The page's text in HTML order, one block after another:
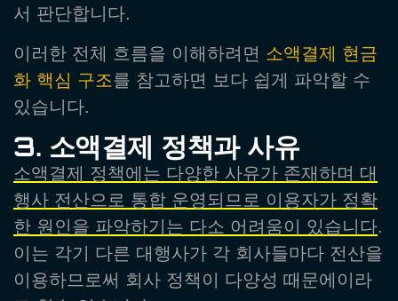
서 판단합니다.
이러한 전체 흐름을 이해하려면 소액결제 현금
화 핵심 구조를 참고하면 보다 쉽게 파악할 수
있습니다.
3. 소액결제 정책과 사유
소액결제 정책에는 다양한 사유가 존재하며 대
행사 전산으로 통합 운영되므로 이용자가 정확
한 원인을 파악하기는 다소 어려움이 있습니다.
이는 각기 다른 대행사가 각 회사들마다 전산을
이용하므로써 회사 정책이 다양성 때문에이라